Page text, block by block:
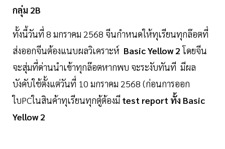
กลุ่ม 2B
ทั้งนี้วันที่ 8 มกราคม 2568 จีนกำหนดให้ทุเรียนทุกล๊อตที่
ส่งออกจีนต้องแนบผลวิเคราะห์ Basic Yellow 2โดยจีน
จะสุ่มที่ด่านนำเข้าทุกล๊อตหากพบ จะระงับทันที มีผล
บังคับใช้ตั้งแต่วันที่ 10 มกราคม 2568 (ก่อนการออก
ใบPCในสินค้าทุเรียนทุกตู้ต้องมี test report ทั้ง Basic
Yellow 2